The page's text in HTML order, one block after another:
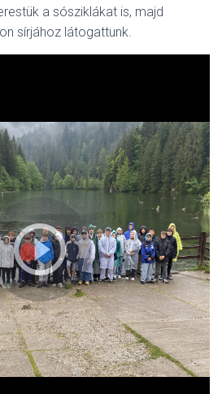
a sósziklákat is, majd
sírjához látogattunk.